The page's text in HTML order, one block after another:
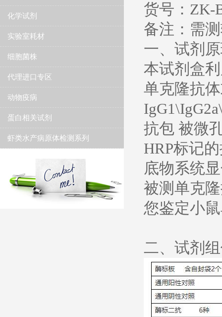
化学试剂
实验室耗材
细胞菌株
代理进口专区
动物疫病
蛋白相关试剂
虾类水产病原体检测系列
货号：ZK-
备注：需
一、试剂
本试剂盒
单克隆抗
抗包 被微
HRP标记
底物系统
被测单克
您鉴定小
二、试剂